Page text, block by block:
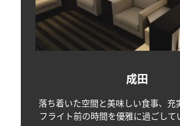
成田
落ち着いた空間と美味しい食事、充
フライト前の時間を優雅に過ごして